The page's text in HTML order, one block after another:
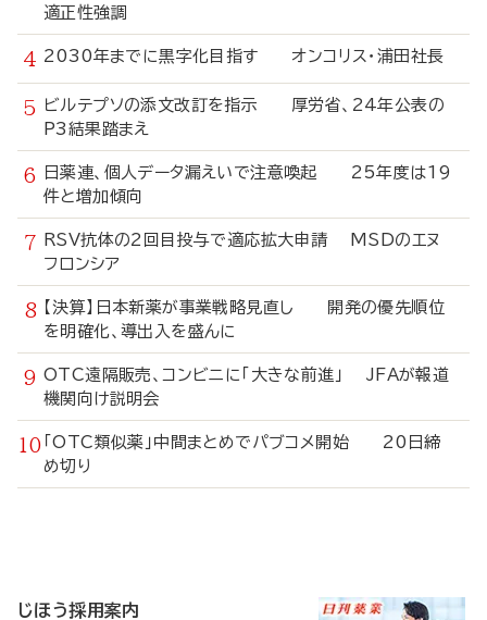
適正性強調
2030年までに黒字化目指す オンコリス・浦田社長
ビルテプソの添文改訂を指示 厚労省、24年公表の
P3結果踏まえ
日薬連、個人データ漏えいで注意喚起 25年度は19
件と増加傾向
RSV抗体の2回目投与で適応拡大申請 MSDのエヌ
フロンシア
【決算】日本新薬が事業戦略見直し 開発の優先順位
を明確化、導出入を盛んに
OTC遠隔販売、コンビニに「大きな前進」 JFAが報道
機関向け説明会
「OTC類似薬」中間まとめでパブコメ開始 20日締
め切り
じほう採用案内